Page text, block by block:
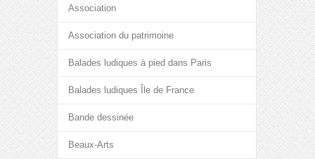
Association
Association du patrimoine
Balades ludiques à pied dans Paris
Balades ludiques Île de France
Bande dessinée
Beaux-Arts